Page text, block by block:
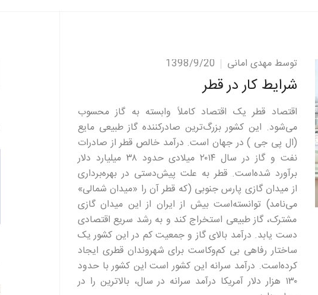
توسط مهدی امانی 1398/9/20
شرایط کار در قطر
اقتصاد قطر یک اقتصاد کاملاً وابسته به گاز محسوب
می‌شود. این کشور بزرگ‌ترین صادرکننده گاز طبیعی مایع
(ال پی جی ) در جهان است. درآمد خالص قطر از صادرات
نفت و گاز در سال ۲۰۱۴ میلادی حدود ۳۸ میلیارد دلار
برآورد شده‌است. قطر به علت پیش‌دستی در بهره‌برداری
از میدان گازی پارس جنوبی (که قطر آن را «میدان شمالی»
می‌نامد) توانسته‌است بیش از ایران از این میدان گازی
مشترک، گاز طبیعی استخراج کند و به رشد سریع اقتصادی
دست یابد. درآمد بالای گاز و جمعیت کم در این کشور یک
ساختار رفاهی بی کم‌وکاست برای شهروندان قطری ایجاد
کرده‌است. درآمد سرانه این کشور است این کشور با حدود
۱۳۰ هزار دلار آمریکا درآمد سرانه در سال، بالاترین را در